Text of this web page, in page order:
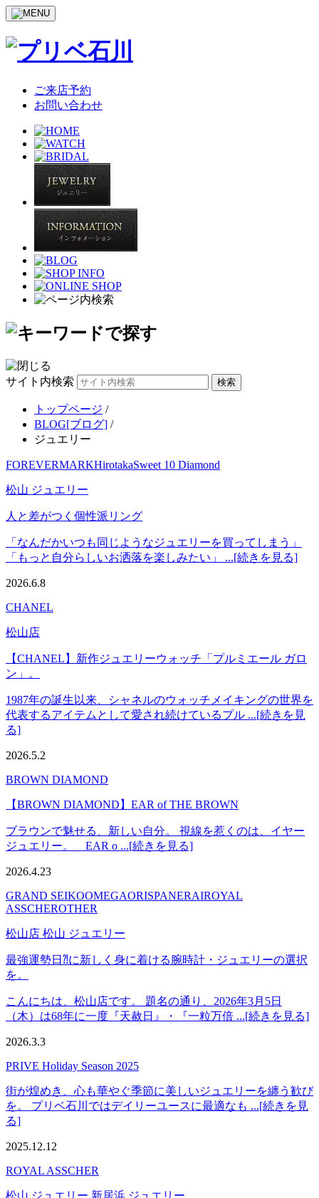
ご来店予約
お問い合わせ
サイト内検索
トップページ /
BLOG[ブログ] /
ジュエリー
FOREVERMARKHirotakaSweet 10 Diamond
松山 ジュエリー
人と差がつく個性派リング
「なんだかいつも同じようなジュエリーを買ってしまう」
「もっと自分らしいお洒落を楽しみたい」 ...[続きを見る]
2026.6.8
CHANEL
松山店
【CHANEL】新作ジュエリーウォッチ「プルミエール ガロ
ン」。
1987年の誕生以来、シャネルのウォッチメイキングの世界を
代表するアイテムとして愛され続けているプル ...[続きを見
る]
2026.5.2
BROWN DIAMOND
【BROWN DIAMOND】EAR of THE BROWN
ブラウンで魅せる、新しい自分。 視線を惹くのは、イヤー
ジュエリー。 EAR o ...[続きを見る]
2026.4.23
GRAND SEIKOOMEGAORISPANERAIROYAL
ASSCHEROTHER
松山店 松山 ジュエリー
最強運勢日⁈に新しく身に着ける腕時計・ジュエリーの選択
を。
こんにちは、松山店です。 題名の通り、2026年3月5日
（木）は68年に一度『天赦日』・『一粒万倍 ...[続きを見る]
2026.3.3
PRIVE Holiday Season 2025
街が煌めき、心も華やぐ季節に美しいジュエリーを纏う歓び
を。 プリベ石川ではデイリーユースに最適なも ...[続きを見
る]
2025.12.12
ROYAL ASSCHER
松山 ジュエリー 新居浜 ジュエリー